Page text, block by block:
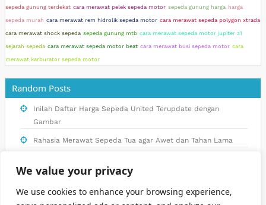
We value your privacy
We use cookies to enhance your browsing experience,
sepeda gunung terdekat cara merawat pelek sepeda motor sepeda gunung harga harga
sepeda murah cara merawat rem hidrolik sepeda motor cara merawat sepeda polygon xtrada
cara merawat shock sepeda sepeda gunung mtb cara merawat sepeda motor jupiter z1
sejarah sepeda cara merawat sepeda motor beat cara merawat busi sepeda motor cara
merawat karburator sepeda motor
Random Posts
Inilah Daftar Harga Sepeda United Terupdate dengan
Gambar
Rahasia Merawat Sepeda Tua agar Awet dan Tahan Lama
Aman
Tips Merawat Sistem Bahan Bakar Sepeda Motor Supra X
125 agar Tetap Lancar